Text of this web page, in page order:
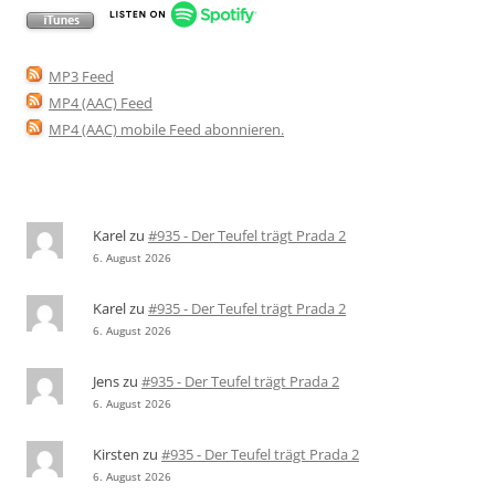
MP3 Feed
MP4 (AAC) Feed
MP4 (AAC) mobile Feed abonnieren.
Karelzu #935 - Der Teufel trägt Prada 2
6. August 2026
Karelzu #935 - Der Teufel trägt Prada 2
6. August 2026
Jenszu #935 - Der Teufel trägt Prada 2
6. August 2026
Kirsten zu #935 - Der Teufel trägt Prada 2
6. August 2026